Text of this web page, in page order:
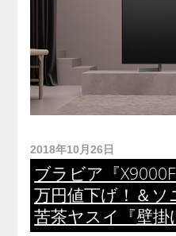
2018年10月26日
ブラビア『
万円値下げ！＆
苦茶ヤスイ『壁掛